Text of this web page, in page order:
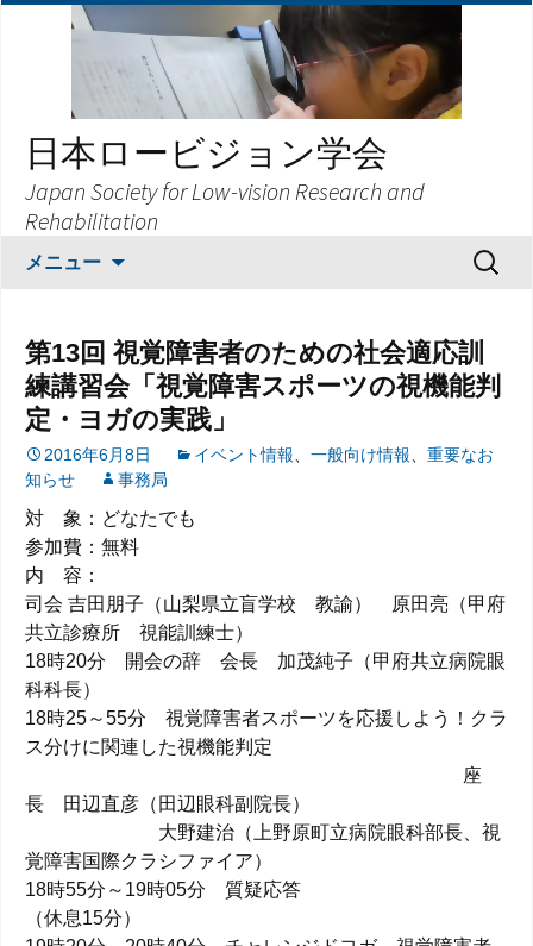
日本ロービジョン学会
Japan Society for Low-vision Research and
Rehabilitation
メニュー
ツ
へ
ス
キ
ッ
検
索:
第13回 視覚障害者のための社会適応訓
練講習会「視覚障害スポーツの視機能判
定・ヨガの実践」
2016年6月8日 イベント情報 一般向け情報
重要なお
知らせ
事務局
対 象：どなたでも
参加費：無料
内 容：
司会 吉田朋子（山梨県立盲学校 教諭） 原田亮（甲府
共立診療所 視能訓練士）
18時20分 開会の辞 会長 加茂純子（甲府共立病院眼
科科長）
18時25～55分 視覚障害者スポーツを応援しよう！クラ
ス分けに関連した視機能判定
座
長 田辺直彦（田辺眼科副院長）
大野建治（上野原町立病院眼科部長、視
覚障害国際クラシファイア）
18時55分～19時05分 質疑応答
（休息15分）